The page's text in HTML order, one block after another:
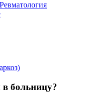
Ревматология
в больницу?